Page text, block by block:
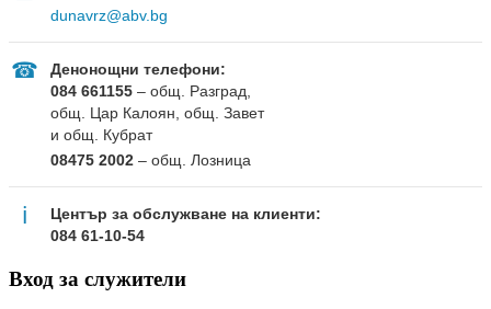
dunavrz@abv.bg
☎
Денонощни телефони:
084 661155 – общ. Разград,
общ. Цар Калоян, общ. Завет
и общ. Кубрат
08475 2002 – общ. Лозница
ℹ
Център за обслужване на клиенти:
084 61-10-54
Вход за служители